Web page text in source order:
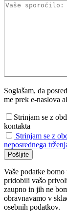
Soglašam, da
me prek e-naslova
Strinjam se z
kontakta
Strinjam se z
neposrednega
Vaše podatke
pridobili vašo
zaupno in jih ne
obravnavamo v
osebnih podatkov.